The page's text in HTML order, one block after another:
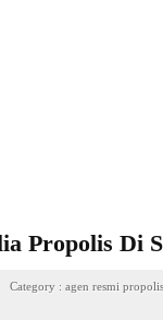
Propolis Di
Category : agen resmi propolis